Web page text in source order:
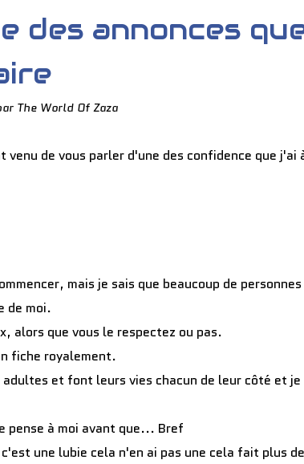
des annonces
The World Of Zaza
venu de vous parler d'une des confidence que j'ai
mais je sais que beaucoup de
de moi.
alors que vous le respectez ou pas.
fiche royalement.
et font leurs vies chacun de leur côté et je
pense à moi avant que... Bref
une lubie cela n'en ai pas une cela fait plus